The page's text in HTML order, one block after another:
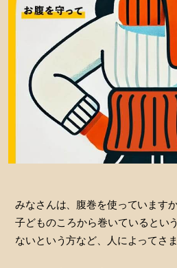
みなさんは、腹巻を使っています
子どものころから巻いているとい
ないという方など、人によってさ